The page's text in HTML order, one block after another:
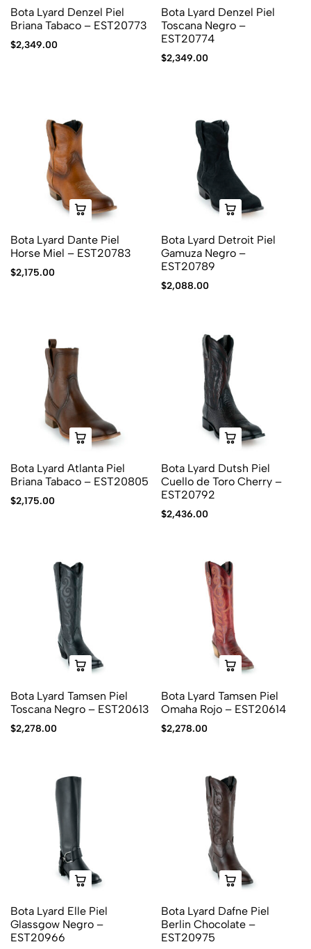
Bota Lyard Denzel Piel
Briana Tabaco – EST20773
$2,349.00
Bota Lyard Denzel Piel
Toscana Negro –
EST20774
$2,349.00
Bota Lyard Dante Piel
Horse Miel – EST20783
$2,175.00
Bota Lyard Detroit Piel
Gamuza Negro –
EST20789
$2,088.00
Bota Lyard Atlanta Piel
Briana Tabaco – EST20805
$2,175.00
Bota Lyard Dutsh Piel
Cuello de Toro Cherry –
EST20792
$2,436.00
Bota Lyard Tamsen Piel
Toscana Negro – EST20613
$2,278.00
Bota Lyard Tamsen Piel
Omaha Rojo – EST20614
$2,278.00
Bota Lyard Elle Piel
Glassgow Negro –
EST20966
Bota Lyard Dafne Piel
Berlin Chocolate –
EST20975